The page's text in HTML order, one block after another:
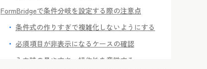
FormBridgeで条件分岐を設定する際の注意点
条件式の作りすぎで複雑化しないようにする
必須項目が非表示になるケースの確認
入力時の見やすさ・操作性を意識する